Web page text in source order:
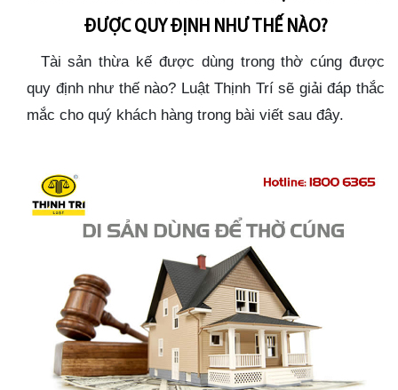
ĐƯỢC QUY ĐỊNH NHƯ THẾ NÀO?
Tài sản thừa kế được dùng trong thờ cúng được
quy định như thế nào? Luật Thịnh Trí sẽ giải đáp thắc
mắc cho quý khách hàng trong bài viết sau đây.